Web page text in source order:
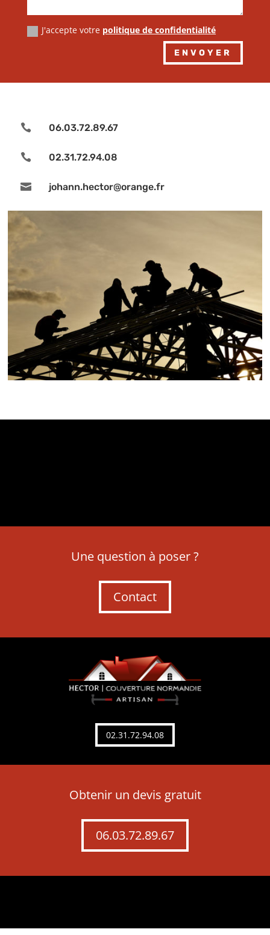
J'accepte votre politique de confidentialité
ENVOYER
 06.03.72.89.67
 02.31.72.94.08
 johann.hector@orange.fr
Une question à poser ?
Contact
02.31.72.94.08
Obtenir un devis gratuit
06.03.72.89.67